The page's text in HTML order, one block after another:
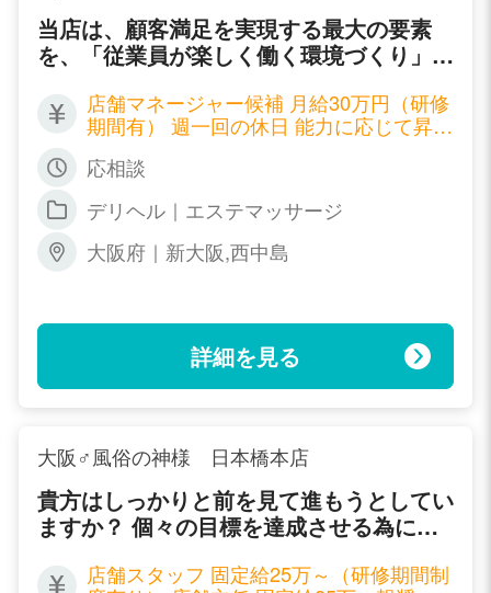
当店は、顧客満足を実現する最大の要素
を、「従業員が楽しく働く環境づくり」と
の人間（男子スタッフ、女子スタッフ）を
満足させられなければ 顧客満足はあり得
ない」と考えております。 従業員満足度
を重視し、お互いに尊重しあえる環境づく
りを行うと共に、 チームワークとコミュ
ニケーションを高め、 どんな場面でも通
用する人間作りを目指します。 従業員の
要なものであると考えます。 貴方の意
見、アイディアが直接お客様のサービスへ
結びつくとき、今までにないやりがいと充
実感に満たされる瞬間となります。 自分
きましょう！
店舗マネージャー候補 月給30万円（研修
期間有） 週一回の休日 能力に応じて昇給
一回の休日 能力に応じて昇給制度有 ＷＥ
能力に応じて昇給制度有 送迎ドライバー
時給900円 ガソリン代支給
応相談
デリヘル｜エステマッサージ
大阪府｜新大阪,西中島
詳細を見る
大阪♂風俗の神様 日本橋本店
貴方はしっかりと前を見て進もうとしてい
ますか？ 個々の目標を達成させる為にス
致します。 未経験の方でも基本からじっ
店舗スタッフ 固定給25万～（研修期間制